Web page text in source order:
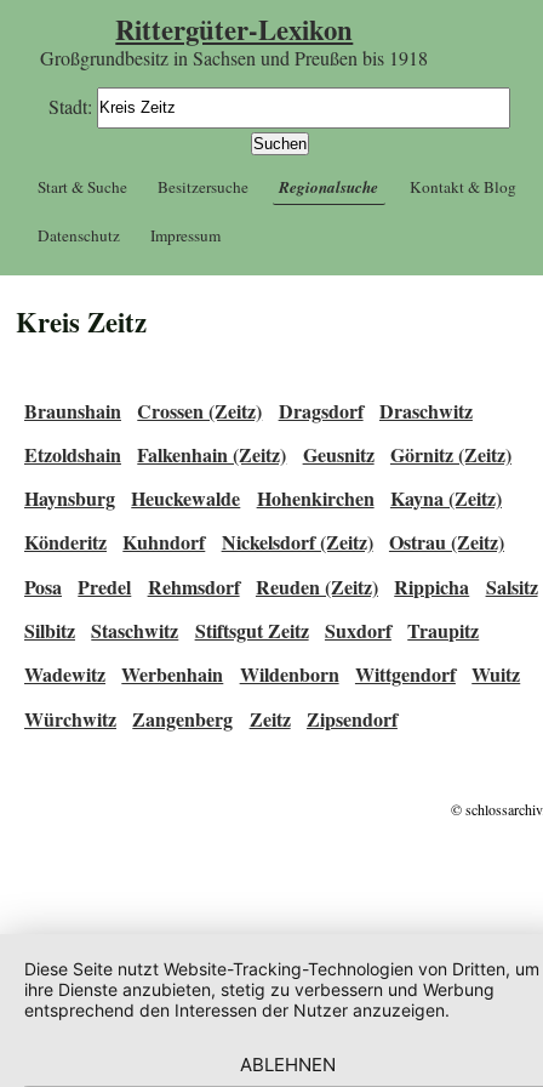
Rittergüter-Lexikon
Großgrundbesitz in Sachsen und Preußen bis 1918
Stadt:
Start & Suche Besitzersuche Regionalsuche Kontakt & Blog
Datenschutz Impressum
Kreis Zeitz
Braunshain Crossen (Zeitz) Dragsdorf Draschwitz
Etzoldshain Falkenhain (Zeitz) Geusnitz Görnitz (Zeitz)
Haynsburg Heuckewalde Hohenkirchen Kayna (Zeitz)
Könderitz Kuhndorf Nickelsdorf (Zeitz) Ostrau (Zeitz)
Posa Predel Rehmsdorf Reuden (Zeitz) Rippicha
Salsitz
Silbitz Staschwitz Stiftsgut Zeitz Suxdorf Traupitz
Wadewitz Werbenhain Wildenborn Wittgendorf Wuitz
Würchwitz Zangenberg Zeitz Zipsendorf
©
Diese Seite nutzt Website-Tracking-Technologien von Dritten, um
ihre Dienste anzubieten, stetig zu verbessern und Werbung
entsprechend den Interessen der Nutzer anzuzeigen.
ABLEHNEN